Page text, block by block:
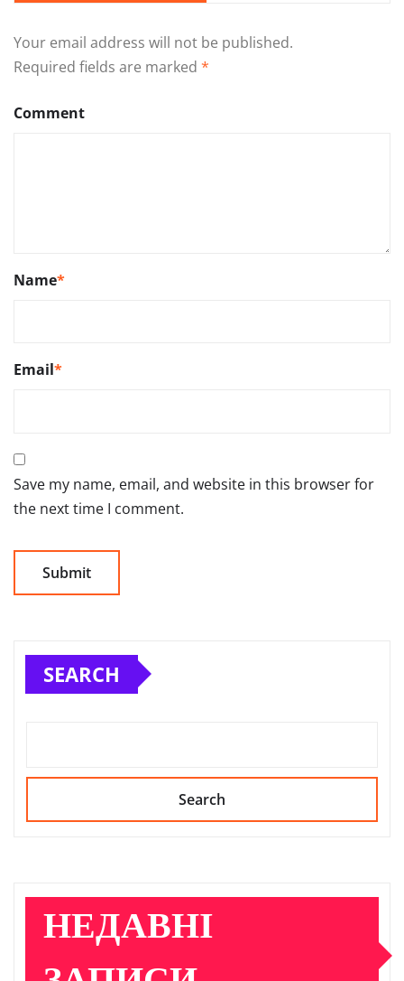
Your email address will not be published.
Required fields are marked *
Comment
Name*
Email*
Save my name, email, and website in this browser for
the next time I comment.
SEARCH
Search
НЕДАВНІ